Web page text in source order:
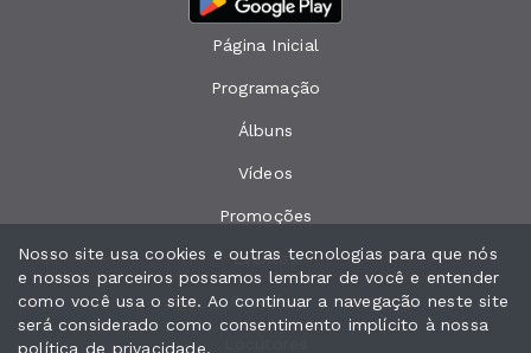
Página Inicial
Programação
Álbuns
Vídeos
Promoções
Eventos
Recados
Nosso site usa cookies e outras tecnologias para que nós
e nossos parceiros possamos lembrar de você e entender
como você usa o site. Ao continuar a navegação neste site
será considerado como consentimento implícito à nossa
política de privacidade.